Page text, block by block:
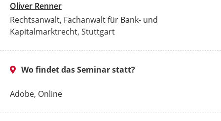
Oliver Renner
Rechtsanwalt, Fachanwalt für Bank- und
Kapitalmarktrecht, Stuttgart
Wo findet das Seminar statt?
Adobe, Online